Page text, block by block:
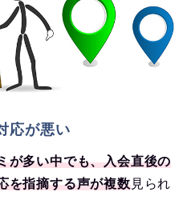
応が悪い
が多い中でも、入会直後の
を指摘する声が複数見られ